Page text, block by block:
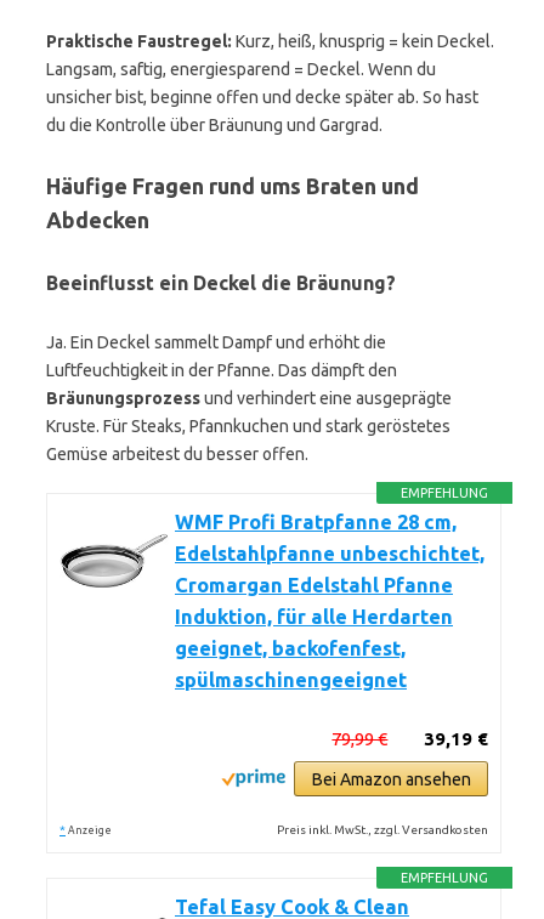
Praktische Faustregel: Kurz, heiß, knusprig = kein Deckel.
Langsam, saftig, energiesparend = Deckel. Wenn du
unsicher bist, beginne offen und decke später ab. So hast
du die Kontrolle über Bräunung und Gargrad.
Häufige Fragen rund ums Braten und
Abdecken
Beeinflusst ein Deckel die Bräunung?
Ja. Ein Deckel sammelt Dampf und erhöht die
Luftfeuchtigkeit in der Pfanne. Das dämpft den
Bräunungsprozessund verhindert eine ausgeprägte
Kruste. Für Steaks, Pfannkuchen und stark geröstetes
Gemüse arbeitest du besser offen.
EMPFEHLUNG
WMF Profi Bratpfanne 28 cm,
Edelstahlpfanne unbeschichtet,
Cromargan Edelstahl Pfanne
Induktion, für alle Herdarten
geeignet, backofenfest,
spülmaschinengeeignet
39,19 €
79,99 €
Bei Amazon ansehen
* Anzeige Preis inkl. MwSt., zzgl. Versandkosten
EMPFEHLUNG
Tefal Easy Cook & Clean